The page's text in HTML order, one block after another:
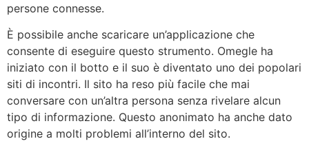
persone connesse.
È possibile anche scaricare un’applicazione che
consente di eseguire questo strumento. Omegle ha
iniziato con il botto e il suo è diventato uno dei popolari
siti di incontri. Il sito ha reso più facile che mai
conversare con un’altra persona senza rivelare alcun
tipo di informazione. Questo anonimato ha anche dato
origine a molti problemi all’interno del sito.